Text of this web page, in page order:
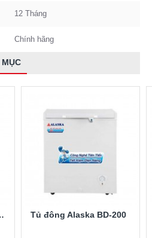
12 Tháng
Chính hãng
SV 548 lít Tủ đông Alaska BD-200